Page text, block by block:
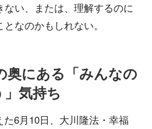
ない、または、理解するのに
なのかもしれない。
奥にある「みんなの
気持ち
6月10日、大川隆法・幸福